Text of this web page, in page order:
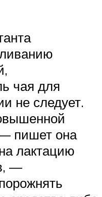
чая для
не следует.
пишет она
лактацию
—